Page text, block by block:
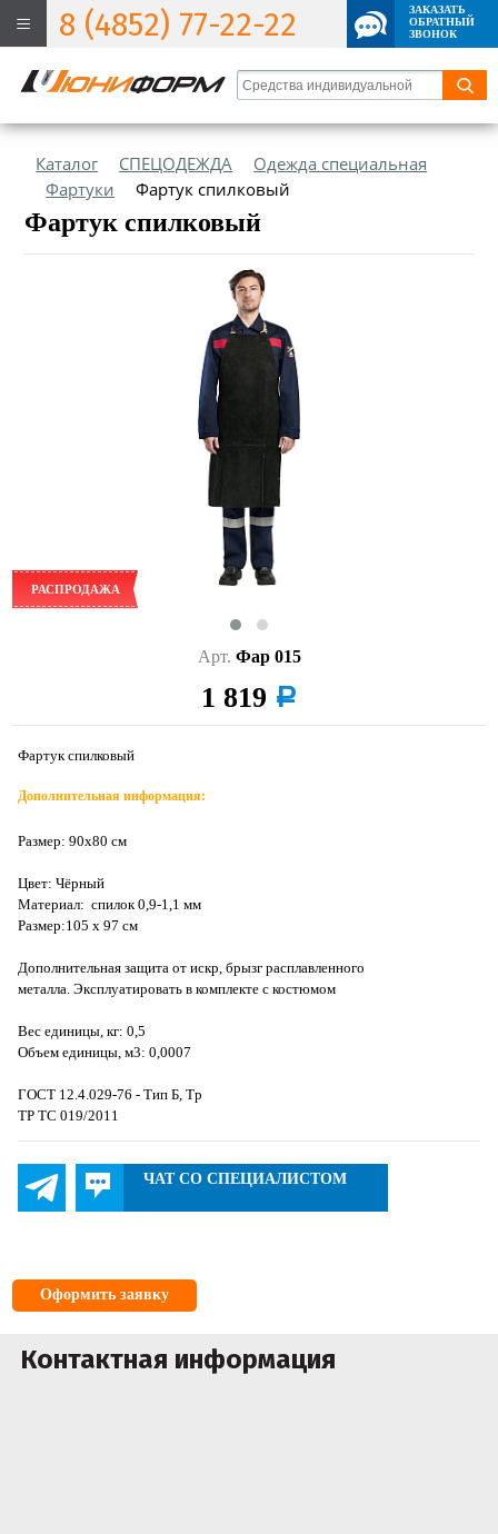
8 (4852) 77-22-22
ЗАКАЗАТЬ
ОБРАТНЫЙ
ЗВОНОК
Каталог СПЕЦОДЕЖДА
Одежда специальная
Фартуки
Фартук спилковый
Фартук спилковый
РАСПРОДАЖА
Арт. Фар 015
1 819 a
Фартук спилковый
Дополнительная информация:
Размер: 90х80 см
Цвет: Чёрный
Материал: спилок 0,9-1,1 мм
Размер:105 х 97 см
Дополнительная защита от искр, брызг расплавленного
металла. Эксплуатировать в комплекте с костюмом
Вес единицы, кг: 0,5
Объем единицы, м3: 0,0007
ГОСТ 12.4.029-76 - Тип Б, Тр
ТР ТС 019/2011
ЧАТ СО СПЕЦИАЛИСТОМ
Оформить заявку
Контактная информация